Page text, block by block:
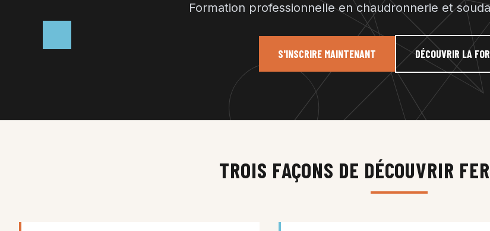
Formation professionnelle en chaudronnerie et
S'INSCRIRE MAINTENANT DÉCOUVRIR LA
TROIS FAÇONS DE DÉCOUVRIR